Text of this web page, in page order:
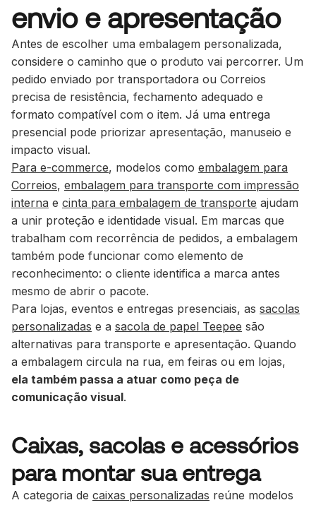
envio e apresentação
Antes de escolher uma embalagem personalizada,
considere o caminho que o produto vai percorrer. Um
pedido enviado por transportadora ou Correios
precisa de resistência, fechamento adequado e
formato compatível com o item. Já uma entrega
presencial pode priorizar apresentação, manuseio e
impacto visual.
Para e-commerce, modelos como embalagem para
Correios, embalagem para transporte com impressão
interna e cinta para embalagem de transporte ajudam
a unir proteção e identidade visual. Em marcas que
trabalham com recorrência de pedidos, a embalagem
também pode funcionar como elemento de
reconhecimento: o cliente identifica a marca antes
mesmo de abrir o pacote.
Para lojas, eventos e entregas presenciais, as sacolas
personalizadas e a sacola de papel Teepee são
alternativas para transporte e apresentação. Quando
a embalagem circula na rua, em feiras ou em lojas,
ela também passa a atuar como peça de
comunicação visual.
Caixas, sacolas e acessórios
para montar sua entrega
A categoria de caixas personalizadas reúne modelos